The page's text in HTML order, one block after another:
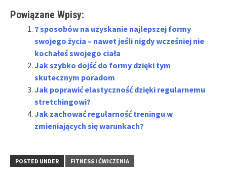
Powiązane Wpisy:
7 sposobów na uzyskanie najlepszej formy
swojego życia – nawet jeśli nigdy wcześniej nie
kochałeś swojego ciała
Jak szybko dojść do formy dzięki tym
skutecznym poradom
Jak poprawić elastyczność dzięki regularnemu
stretchingowi?
Jak zachować regularność treningu w
zmieniających się warunkach?
POSTED UNDER FITNESS I ĆWICZENIA